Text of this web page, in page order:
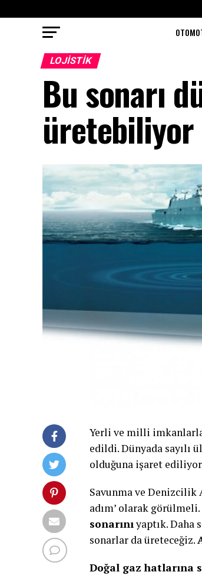
LOJISTIK
Bu sonarı
üretebiliyor
Yerli ve milli imkanlarla
edildi. Dünyada
olduğuna işaret
Savunma ve Denizcilik
adım’ olarak
sonarınıyaptık. Daha
sonarlar da üreteceğiz.
Doğal gaz hatlarına